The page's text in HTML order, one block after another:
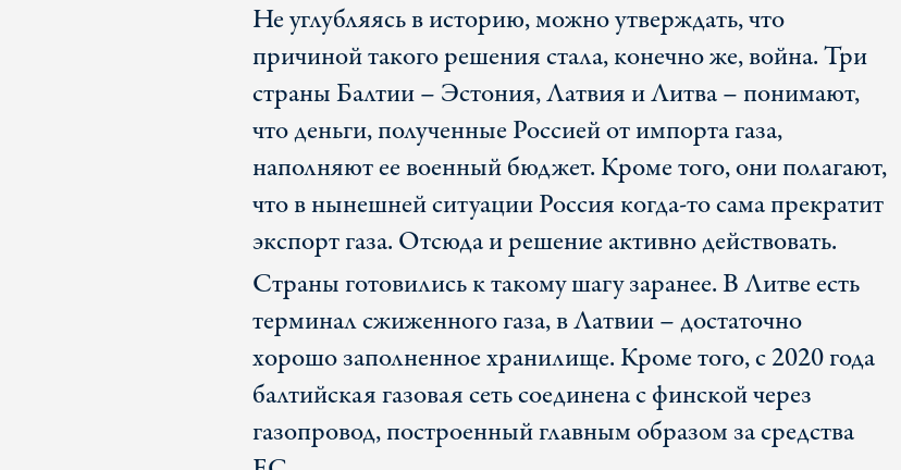
Не углубляясь в историю, можно утверждать, что
причиной такого решения стала, конечно же, война. Три
страны Балтии – Эстония, Латвия и Литва – понимают,
что деньги, полученные Россией от импорта газа,
наполняют ее военный бюджет. Кроме того, они полагают,
что в нынешней ситуации Россия когда-то сама прекратит
экспорт газа. Отсюда и решение активно действовать.
Страны готовились к такому шагу заранее. В Литве есть
терминал сжиженного газа, в Латвии – достаточно
хорошо заполненное хранилище. Кроме того, с 2020 года
балтийская газовая сеть соединена с финской через
газопровод, построенный главным образом за средства